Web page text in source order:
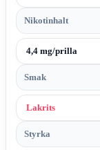
Nikotinhalt
4,4 mg/prilla
Smak
Lakrits
Styrka